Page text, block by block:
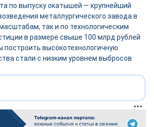
по выпуску окатышей — крупнейший
металлургического завода в
так и по технологическим
в размере свыше 100 млрд рублей
построить высокотехнологичную
стали с низким уровнем выбросов